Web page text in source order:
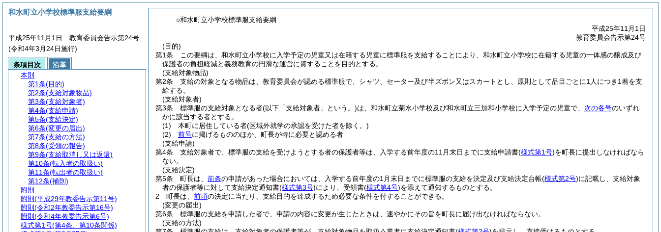
○和水町立小学校標準服支給要綱
平成25年11月1日
教育委員会告示第24号
(目的)
第1条
この要綱は、和水町立小学校に入学予定の児童又は在籍する児童に標準服を支給することにより、和水町立小学校に在籍する児童の一体感の醸成及び
保護者の負担軽減と義務教育の円滑な運営に資することを目的とする。
(支給対象物品)
第2条
支給の対象となる物品は、教育委員会が認める標準服で、シャツ、セーター及び半ズボン又はスカートとし、原則として品目ごとに1人につき1着を支
給する。
(支給対象者)
第3条
標準服の支給対象となる者(以下「支給対象者」という。)は、和水町立菊水小学校及び和水町立三加和小学校に入学予定の児童で、 次の各号のいずれ
かに該当する者とする。
(1)
本町に居住している者(区域外就学の承認を受けた者を除く。)
(2)
前号に掲げるもののほか、町長が特に必要と認める者
(支給申請)
第4条
支給対象者で、標準服の支給を受けようとする者の保護者等は、入学する前年度の11月末日までに支給申請書(様式第1号)を町長に提出しなければなら
ない。
(支給決定)
第5条
町長は、 前条の申請があった場合においては、入学する前年度の1月末日までに標準服の支給を決定及び支給決定台帳(様式第2号)に記載し、支給対象
者の保護者等に対して支給決定通知書(様式第3号)により、受領書(様式第4号)を添えて通知するものとする。
2
町長は、 前項の決定に当たり、支給目的を達成するため必要な条件を付することができる。
(変更の届出)
第6条
標準服の支給を申請した者で、申請の内容に変更が生じたときは、速やかにその旨を町長に届け出なければならない。
(支給の方法)
和水町立小学校標準服支給要綱
平成25年11月1日 教育委員会告示第24号
(令和4年3月24日施行)
条項目次
沿革
本則
第1条(目的)
第2条(支給対象物品)
第3条(支給対象者)
第4条(支給申請)
第5条(支給決定)
第6条(変更の届出)
第7条(支給の方法)
第8条(受領の報告)
第9条(支給取消し又は返還)
第10条(転入者の取扱い)
第11条(転出者の取扱い)
第12条(補則)
附則
附則 (平成29年教委告示第11号)
附則 (令和2年教委告示第16号)
附則 (令和4年教委告示第6号)
様式第1号(第4条、第10条関係)